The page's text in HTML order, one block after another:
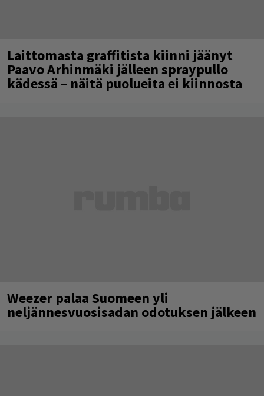
Laittomasta graffitista kiinni jäänyt
Paavo Arhinmäki jälleen spraypullo
kädessä – näitä puolueita ei kiinnosta
Weezer palaa Suomeen yli
neljännesvuosisadan odotuksen jälkeen